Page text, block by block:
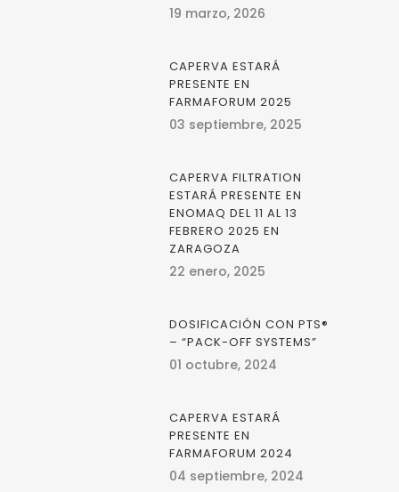
19 marzo, 2026
CAPERVA ESTARÁ
PRESENTE EN
FARMAFORUM 2025
03 septiembre, 2025
CAPERVA FILTRATION
ESTARÁ PRESENTE EN
ENOMAQ DEL 11 AL 13
FEBRERO 2025 EN
ZARAGOZA
22 enero, 2025
DOSIFICACIÓN CON PTS®
– “PACK-OFF SYSTEMS”
01 octubre, 2024
CAPERVA ESTARÁ
PRESENTE EN
FARMAFORUM 2024
04 septiembre, 2024